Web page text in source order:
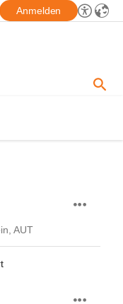
Anmelden
AUT